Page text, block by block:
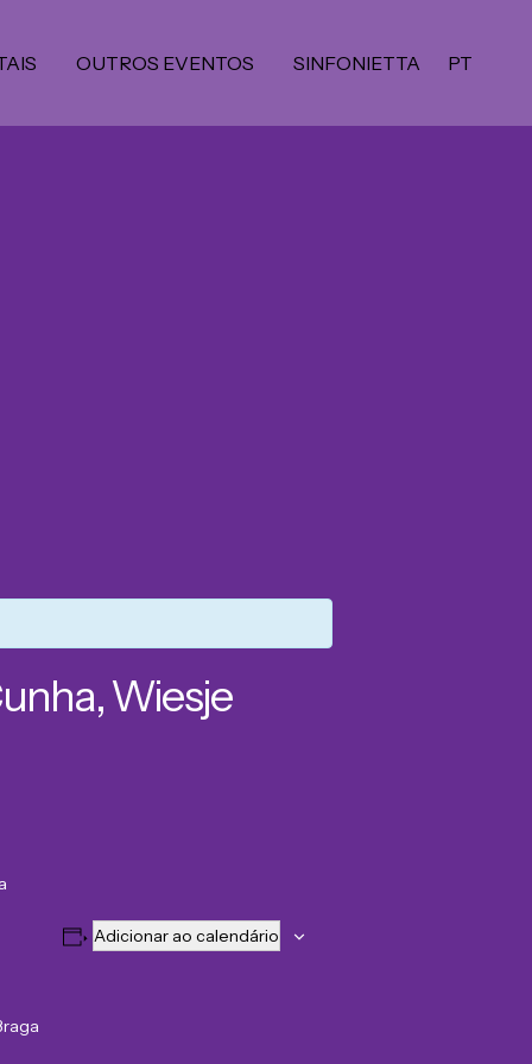
OUTROS EVENTOS SINFONIETTA PT
Wiesje
Adicionar ao calendário